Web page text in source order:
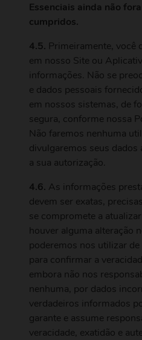
Essenciais ainda não
cumpridos.
4.5. Primeiramente, você
em nosso Site ou
informações. Não se
e dados pessoais
em nossos sistemas, de
segura, conforme nossa
Não faremos nenhuma
divulgaremos seus dados
a sua autorização.
4.6. As informações
devem ser exatas,
se compromete a
houver alguma alteração
poderemos nos utilizar
para confirmar a
embora não nos
nenhuma, por dados
verdadeiros informados
garante e assume
veracidade, exatidão e